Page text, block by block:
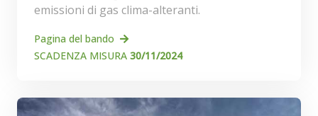
emissioni di gas clima-alteranti.
Pagina del bando
SCADENZA MISURA 30/11/2024